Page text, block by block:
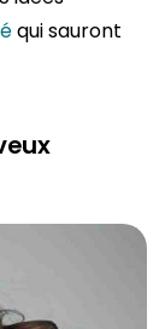
qui sauront